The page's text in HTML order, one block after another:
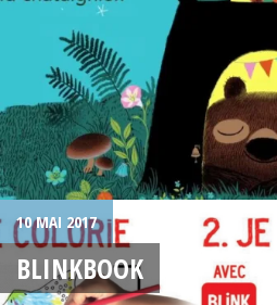
10 MAI 2017
BLINKBOOK